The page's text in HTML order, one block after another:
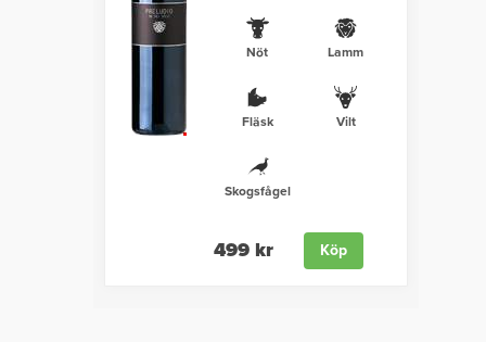
Nöt Lamm
Fläsk Vilt
Skogsfågel
499 kr Köp